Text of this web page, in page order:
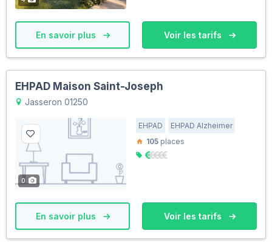
En savoir plus Voir les tarifs
EHPAD Maison Saint-Joseph
Jasseron 01250
0
EHPAD
EHPAD Alzheimer
105 places
En savoir plus Voir les tarifs